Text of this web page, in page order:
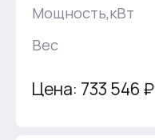
Мощность,кВт
Вес
Цена: 733 546 ₽